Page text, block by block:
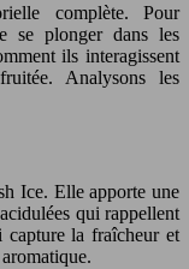
complète. Pour
se plonger dans les
ils interagissent
Analysons les
Ice. Elle apporte une
qui rappellent
la fraîcheur et